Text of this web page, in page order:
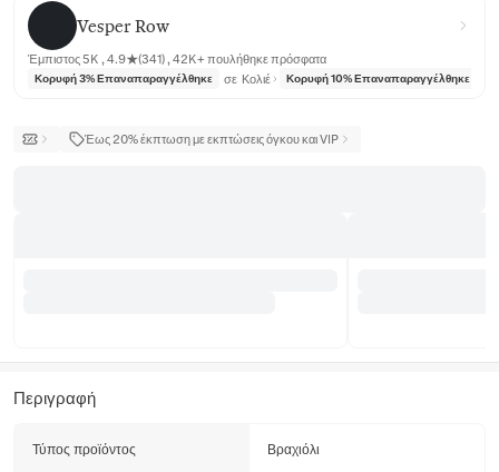
Vesper Row
Vesper Row
Έμπιστος 5K , 4.9★(341) , 42K+ πουλήθηκε πρόσφατα
Κορυφή 3% Επαναπαραγγέλθηκε σε Κολιέ Κορυφή 10% Επαναπαραγγέλθηκε
Έως 20% έκπτωση με εκπτώσεις όγκου και VIP
Περιγραφή
Τύπος προϊόντος Βραχιόλι